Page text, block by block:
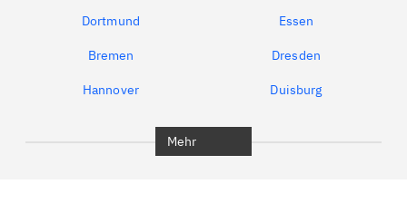
Dortmund Essen
Bremen Dresden
Hannover Duisburg
Mehr